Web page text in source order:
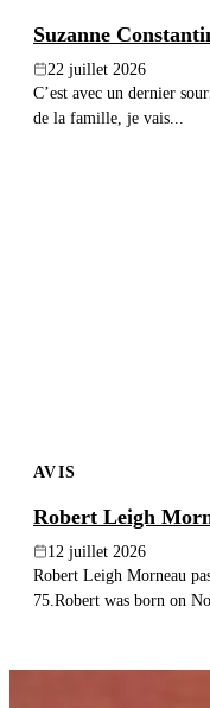
Suzanne
22 juillet 2026
C’est avec un dernier
de la famille, je vais...
AVIS
Robert Leigh
12 juillet 2026
Robert Leigh Morneau
75.Robert was born on